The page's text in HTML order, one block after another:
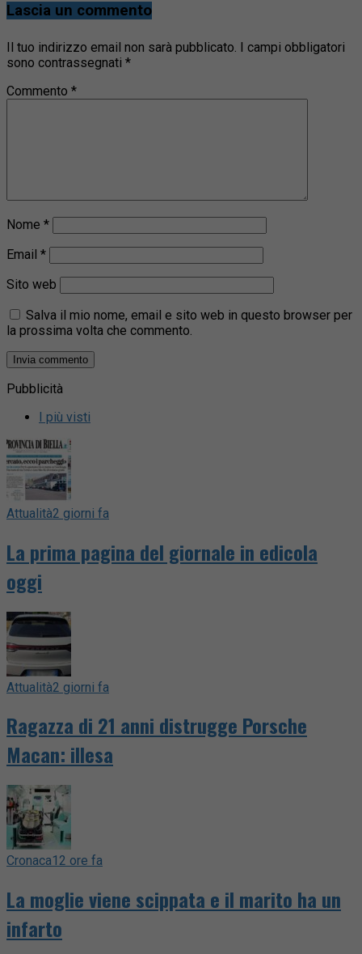
Lascia un commento
Il tuo indirizzo email non sarà pubblicato. I campi obbligatori
sono contrassegnati *
Commento *
Nome *
Email *
Sito web
Salva il mio nome, email e sito web in questo browser per
la prossima volta che commento.
Pubblicità
I più visti
Attualità2 giorni fa
La prima pagina del giornale in edicola
oggi
Attualità2 giorni fa
Ragazza di 21 anni distrugge Porsche
Macan: illesa
Cronaca12 ore fa
La moglie viene scippata e il marito ha un
infarto